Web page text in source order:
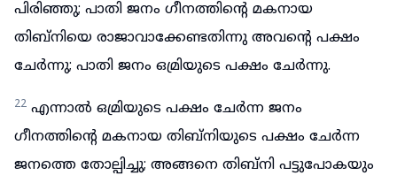
പിരിഞ്ഞു; പാതി ജനം ഗീനത്തിന്റെ മകനായ
തിബ്നിയെ രാജാവാക്കേണ്ടതിന്നു അവന്റെ പക്ഷം
ചേർന്നു; പാതി ജനം ഒമ്രിയുടെ പക്ഷം ചേർന്നു.
22 എന്നാൽ ഒമ്രിയുടെ പക്ഷം ചേർന്ന ജനം
ഗീനത്തിന്റെ മകനായ തിബ്നിയുടെ പക്ഷം ചേർന്ന
ജനത്തെ തോല്പിച്ചു; അങ്ങനെ തിബ്നി പട്ടുപോകയും